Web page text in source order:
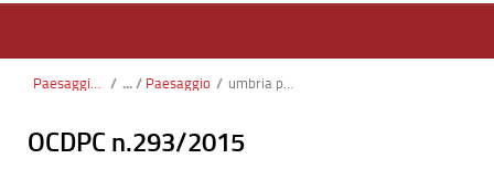
Paesaggio, Territorio, Urbanistica / Paesaggio / umbria paesaggi logo
OCDPC n.293/2015